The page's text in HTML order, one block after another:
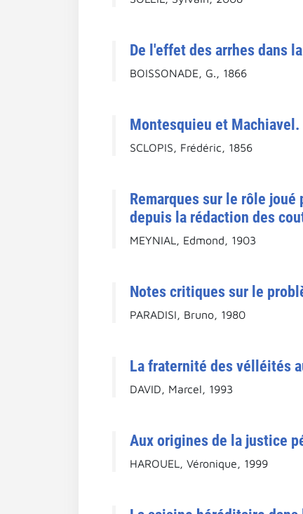
De l'effet des arrhes dans
BOISSONADE, G., 1866
Montesquieu et Machiavel.
SCLOPIS, Frédéric, 1856
Remarques sur le rôle
depuis la rédaction des
MEYNIAL, Edmond, 1903
Notes critiques sur le
PARADISI, Bruno, 1980
La fraternité des vélléités
DAVID, Marcel, 1993
Aux origines de la justice
HAROUEL, Véronique, 1999